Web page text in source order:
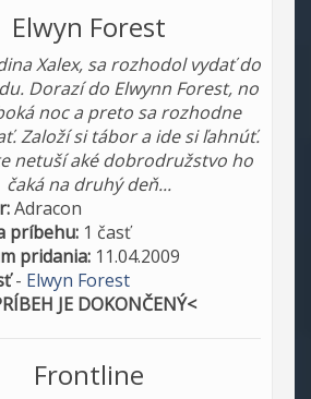
Elwyn Forest
Xalex, sa rozhodol vydať do
Dorazí do Elwynn Forest, no
noc a preto sa rozhodne
Založí si tábor a ide si ľahnúť.
netuší aké dobrodružstvo ho
čaká na druhý deň...
Adracon
príbehu: 1 časť
pridania: 11.04.2009
- Elwyn Forest
JE DOKONČENÝ<
Frontline